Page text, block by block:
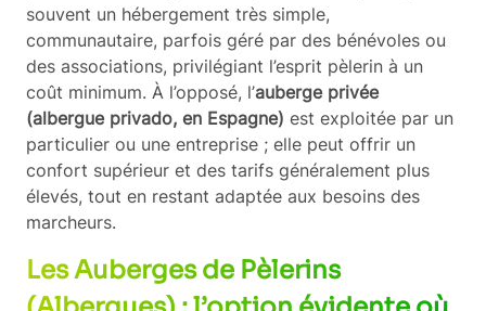
souvent un hébergement très simple,
communautaire, parfois géré par des bénévoles ou
des associations, privilégiant l’esprit pèlerin à un
coût minimum. À l’opposé, l’auberge privée
(albergue privado, en Espagne) est exploitée par un
particulier ou une entreprise ; elle peut offrir un
confort supérieur et des tarifs généralement plus
élevés, tout en restant adaptée aux besoins des
marcheurs.
Les Auberges de Pèlerins